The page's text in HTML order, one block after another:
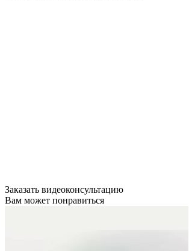
Заказать видеоконсультацию
Вам может понравиться